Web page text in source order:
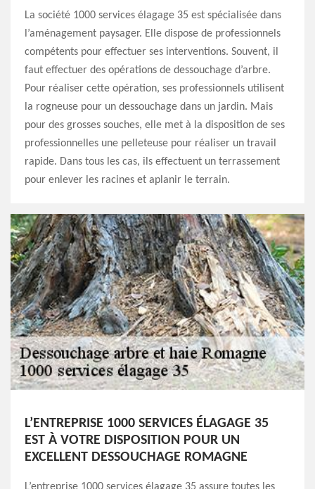
La société 1000 services élagage 35 est spécialisée dans
l’aménagement paysager. Elle dispose de professionnels
compétents pour effectuer ses interventions. Souvent, il
faut effectuer des opérations de dessouchage d’arbre.
Pour réaliser cette opération, ses professionnels utilisent
la rogneuse pour un dessouchage dans un jardin. Mais
pour des grosses souches, elle met à la disposition de ses
professionnelles une pelleteuse pour réaliser un travail
rapide. Dans tous les cas, ils effectuent un terrassement
pour enlever les racines et aplanir le terrain.
L’ENTREPRISE 1000 SERVICES ÉLAGAGE 35
EST À VOTRE DISPOSITION POUR UN
EXCELLENT DESSOUCHAGE ROMAGNE
L’entreprise 1000 services élagage 35 assure toutes les